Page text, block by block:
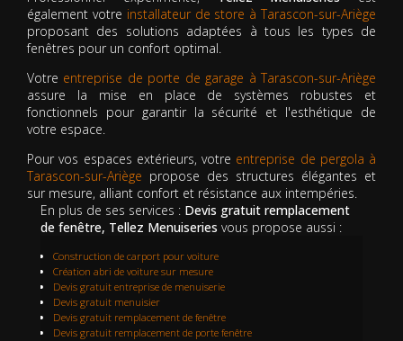
également votre installateur de store à Tarascon-sur-Ariège
proposant des solutions adaptées à tous les types de
fenêtres pour un confort optimal.
Votre entreprise de porte de garage à Tarascon-sur-Ariège
assure la mise en place de systèmes robustes et
fonctionnels pour garantir la sécurité et l'esthétique de
votre espace.
Pour vos espaces extérieurs, votre entreprise de pergola à
Tarascon-sur-Ariège propose des structures élégantes et
sur mesure, alliant confort et résistance aux intempéries.
En plus de ses services : Devis gratuit remplacement
de fenêtre, Tellez Menuiseries vous propose aussi :
Construction de carport pour voiture
Création abri de voiture sur mesure
Devis gratuit entreprise de menuiserie
Devis gratuit menuisier
Devis gratuit remplacement de fenêtre
Devis gratuit remplacement de porte fenêtre